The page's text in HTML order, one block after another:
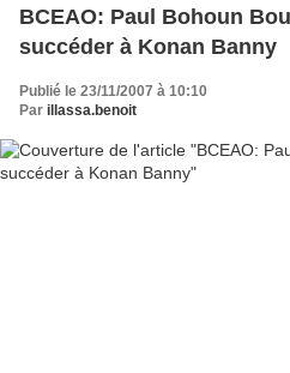
BCEAO: Paul Bohoun
succéder à Konan Banny
Publié le 23/11/2007 à 10:10
Par illassa.benoit